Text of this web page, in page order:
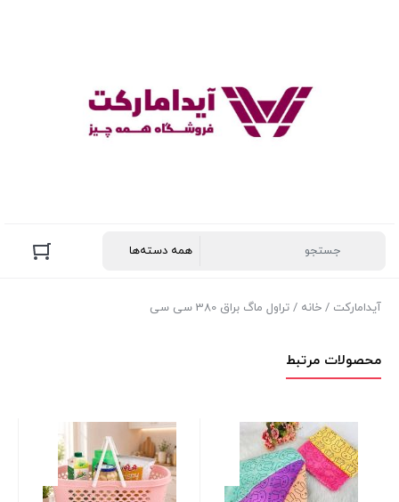
آیدامارکت / خانه / تراول ماگ براق 380 سی سی
محصولات مرتبط